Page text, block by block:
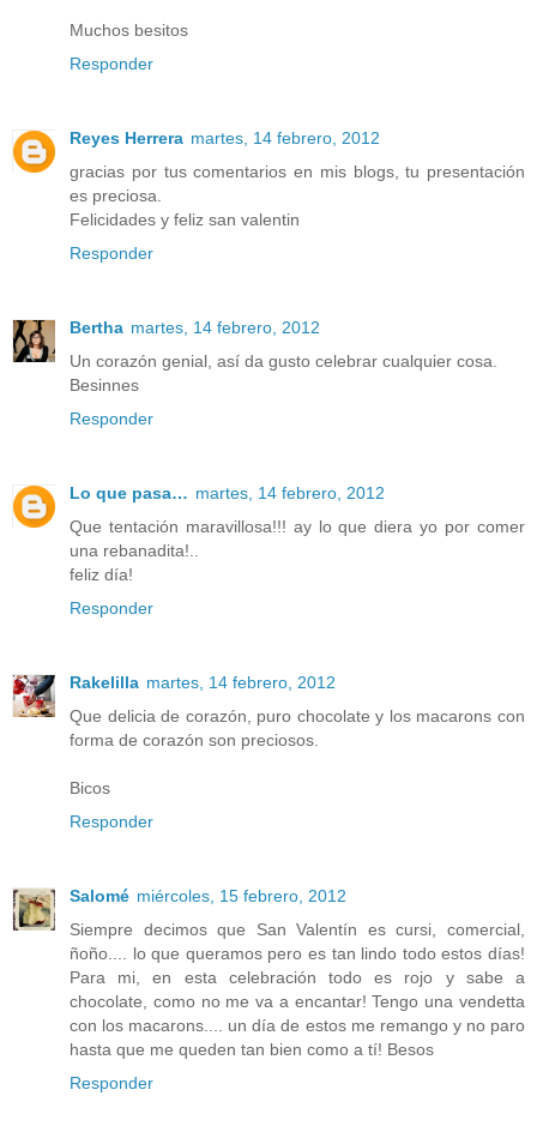
Muchos besitos
Responder
Reyes Herrera martes, 14 febrero, 2012
gracias por tus comentarios en mis blogs, tu presentación
es preciosa.
Felicidades y feliz san valentin
Responder
Bertha martes, 14 febrero, 2012
Un corazón genial, así da gusto celebrar cualquier cosa.
Besinnes
Responder
Lo que pasa… martes, 14 febrero, 2012
Que tentación maravillosa!!! ay lo que diera yo por comer
una rebanadita!..
feliz día!
Responder
Rakelilla martes, 14 febrero, 2012
Que delicia de corazón, puro chocolate y los macarons con
forma de corazón son preciosos.
Bicos
Responder
Salomé miércoles, 15 febrero, 2012
Siempre decimos que San Valentín es cursi, comercial,
ñoño.... lo que queramos pero es tan lindo todo estos días!
Para mi, en esta celebración todo es rojo y sabe a
chocolate, como no me va a encantar! Tengo una vendetta
con los macarons.... un día de estos me remango y no paro
hasta que me queden tan bien como a tí! Besos
Responder